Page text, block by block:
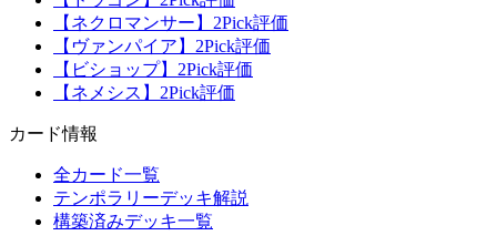
【ネクロマンサー】2Pick評価
【ヴァンパイア】2Pick評価
【ビショップ】2Pick評価
【ネメシス】2Pick評価
カード情報
全カード一覧
テンポラリーデッキ解説
構築済みデッキ一覧